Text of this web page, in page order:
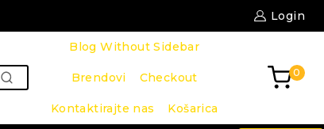
Login
PRETRAŽI
Blog Without Sidebar
Brendovi Checkout
Kontaktirajte nas Košarica
0